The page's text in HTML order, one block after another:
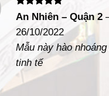
Được xếp
sao
An Nhiên – Quận 2
26/10/2022
Mẫu này hào
tinh tế